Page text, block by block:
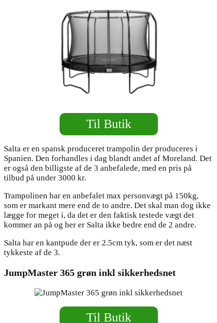
Til Butik
Salta er en spansk produceret trampolin der produceres i
Spanien. Den forhandles i dag blandt andet af Moreland. Det
er også den billigste af de 3 anbefalede, med en pris på
tilbud på under 3000 kr.
Trampolinen har en anbefalet max personvægt på 150kg,
som er markant mere end de to andre. Det skal man dog ikke
lægge for meget i, da det er den faktisk testede vægt det
kommer an på og her er Salta ikke bedre end de 2 andre.
Salta har en kantpude der er 2.5cm tyk, som er det næst
tykkeste af de 3.
JumpMaster 365 grøn inkl sikkerhedsnet
Til Butik